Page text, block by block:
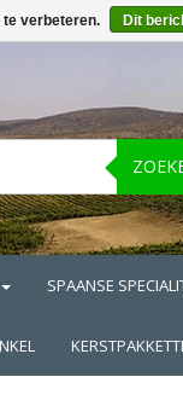
SPAANSE
te verbeteren. Dit